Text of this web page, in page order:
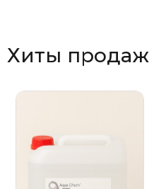
Хиты продаж